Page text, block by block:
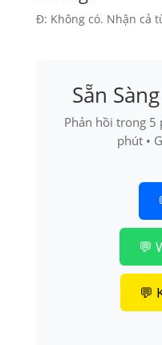
Đ: Không có. Nhận cả
Sẵn
Phản hồi trong 5
phút •
💬
💬